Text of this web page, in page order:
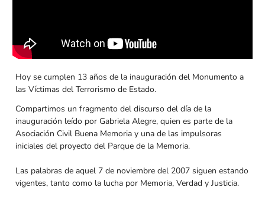
Hoy se cumplen 13 años de la inauguración del Monumento a
las Víctimas del Terrorismo de Estado.
Compartimos un fragmento del discurso del día de la
inauguración leído por Gabriela Alegre, quien es parte de la
Asociación Civil Buena Memoria y una de las impulsoras
iniciales del proyecto del Parque de la Memoria.
Las palabras de aquel 7 de noviembre del 2007 siguen estando
vigentes, tanto como la lucha por Memoria, Verdad y Justicia.